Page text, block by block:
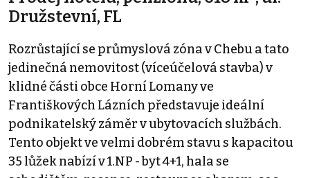
Družstevní, FL
Rozrůstající se průmyslová zóna v Chebu a tato
jedinečná nemovitost (víceúčelová stavba) v
klidné části obce Horní Lomany ve
Františkových Lázních představuje ideální
podnikatelský záměr v ubytovacích službách.
Tento objekt ve velmi dobrém stavu s kapacitou
35 lůžek nabízí v 1.NP - byt 4+1, hala se